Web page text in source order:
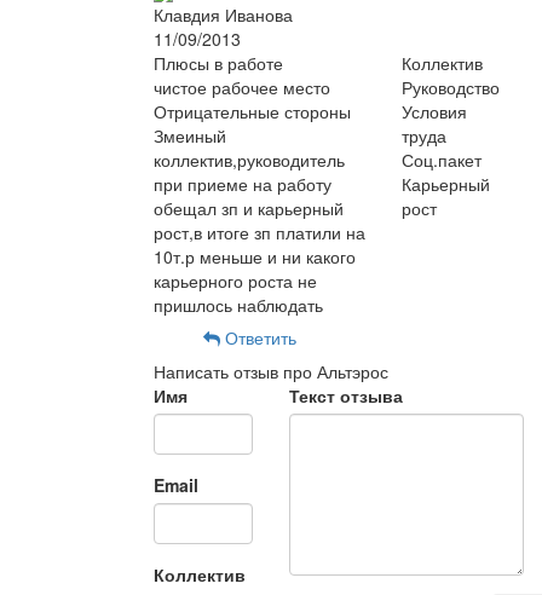
Клавдия Иванова
11/09/2013
Плюсы в работе
чистое рабочее место
Отрицательные стороны
Змеиный
коллектив,руководитель
при приеме на работу
обещал зп и карьерный
рост,в итоге зп платили на
10т.р меньше и ни какого
карьерного роста не
пришлось наблюдать
Коллектив
Руководство
Условия
труда
Соц.пакет
Карьерный
рост
Ответить
Написать отзыв про Альтэрос
Имя
Email
Коллектив
Текст отзыва